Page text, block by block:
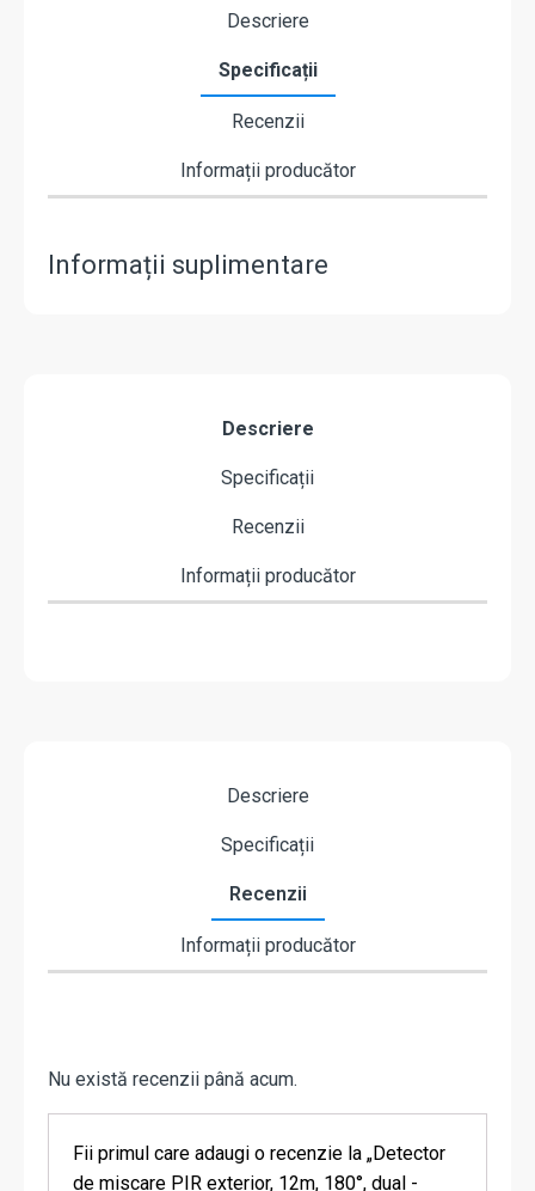
Descriere
Specificații
Recenzii
Informații producător
Informații suplimentare
Descriere
Specificații
Recenzii
Informații producător
Descriere
Specificații
Recenzii
Informații producător
Nu există recenzii până acum.
Fii primul care adaugi o recenzie la „Detector
de miscare PIR exterior, 12m, 180°, dual -